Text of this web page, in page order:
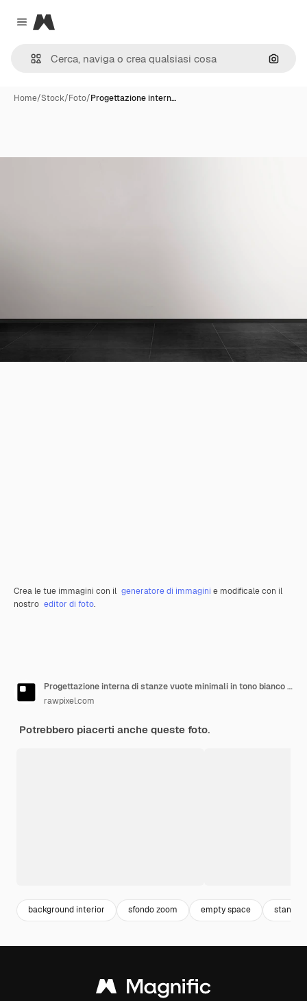
Close menu
Magnific
Cerca
Home/Stock/Foto/Progettazione intern…
Crea le tue immagini con il generatore di immagini e modificale con il
nostro editor di foto.
Progettazione interna di stanze vuote minimali in tono bianco e nero
rawpixel.com
Potrebbero piacerti anche queste foto.
background interior sfondo zoom empty space stanza